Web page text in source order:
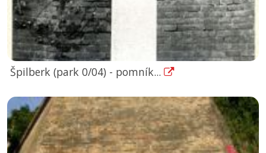
Špilberk (park 0/04) - pomník...